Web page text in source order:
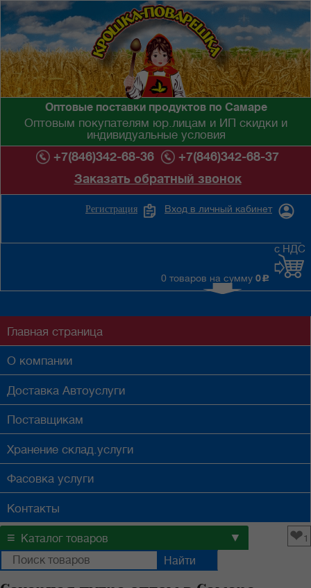
Оптовые поставки продуктов по Самаре
Оптовым покупателям юр.лицам и ИП скидки и
индивидуальные условия
+7(846)342-68-36
+7(846)342-68-37
Заказать обратный звонок
Вход в личный кабинет
Регистрация
0 товаров на сумму 0 c
с НДС
Главная страница
О компании
Доставка Автоуслуги
Поставщикам
Хранение склад.услуги
Фасовка услуги
Контакты
≡ Каталог товаров ▼ ❤1